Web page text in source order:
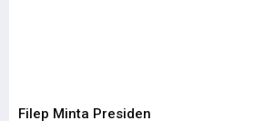
Filep Minta Presiden